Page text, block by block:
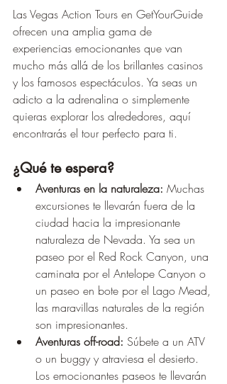
Las Vegas Action Tours en GetYourGuide
ofrecen una amplia gama de
experiencias emocionantes que van
mucho más allá de los brillantes casinos
y los famosos espectáculos. Ya seas un
adicto a la adrenalina o simplemente
quieras explorar los alrededores, aquí
encontrarás el tour perfecto para ti.
¿Qué te espera?
Aventuras en la naturaleza: Muchas
excursiones te llevarán fuera de la
ciudad hacia la impresionante
naturaleza de Nevada. Ya sea un
paseo por el Red Rock Canyon, una
caminata por el Antelope Canyon o
un paseo en bote por el Lago Mead,
las maravillas naturales de la región
son impresionantes.
Aventuras off-road: Súbete a un ATV
o un buggy y atraviesa el desierto.
Los emocionantes paseos te llevarán